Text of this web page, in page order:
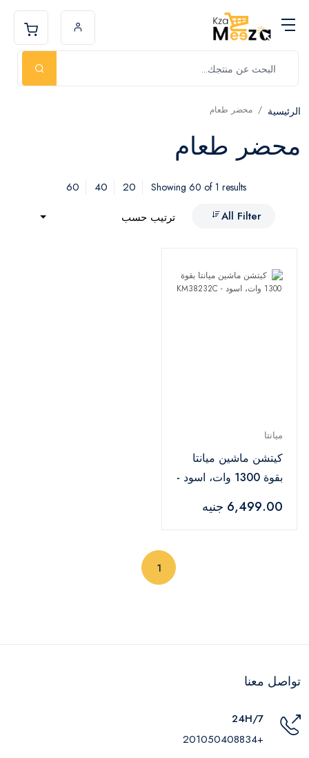
الرئيسية محضر طعام
محضر طعام
Showing 60 of 1 results
20
40
60
All Filter
ترتيب حسب
ميانتا
كيتشن ماشين ميانتا
بقوة 1300 وات، اسود -
6,499.00 جنيه
1
تواصل معنا
24H/7
+201050408834